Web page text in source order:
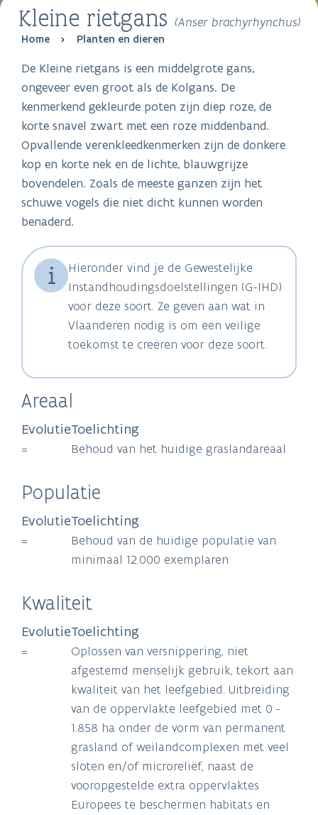
Kleine rietgans (Anser brachyrhynchus)
Breadcrumb
Home Planten en dieren
De Kleine rietgans is een middelgrote gans,
ongeveer even groot als de Kolgans. De
kenmerkend gekleurde poten zijn diep roze, de
korte snavel zwart met een roze middenband.
Opvallende verenkleedkenmerken zijn de donkere
kop en korte nek en de lichte, blauwgrijze
bovendelen. Zoals de meeste ganzen zijn het
schuwe vogels die niet dicht kunnen worden
benaderd.
Hieronder vind je de Gewestelijke
Instandhoudingsdoelstellingen (G-IHD)
voor deze soort. Ze geven aan wat in
Vlaanderen nodig is om een veilige
toekomst te creëren voor deze soort.
Areaal
Evolutie
=
Toelichting
Behoud van het huidige graslandareaal
Populatie
Evolutie
=
Toelichting
Behoud van de huidige populatie van
minimaal 12.000 exemplaren
Kwaliteit
Evolutie
=
Toelichting
Oplossen van versnippering, niet
afgestemd menselijk gebruik, tekort aan
kwaliteit van het leefgebied. Uitbreiding
van de oppervlakte leefgebied met 0 -
1.858 ha onder de vorm van permanent
grasland of weilandcomplexen met veel
sloten en/of microreliëf, naast de
vooropgestelde extra oppervlaktes
Europees te beschermen habitats en